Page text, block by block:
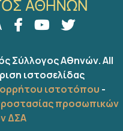
Σύλλογος Αθηνών. All
ιστοσελίδας
ιστοτόπου -
προσωπικών
ΔΣΑ